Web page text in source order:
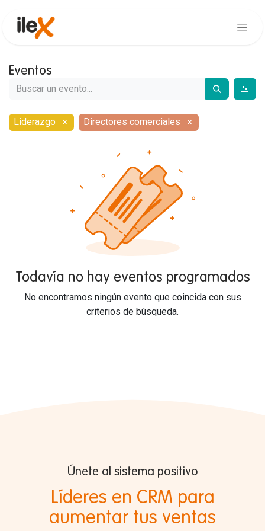
Eventos
Liderazgo × Directores comerciales ×
Todavía no hay eventos programados
No encontramos ningún evento que coincida con sus
criterios de búsqueda.
Únete al sistema positivo
Líderes en CRM para
aumentar tus ventas